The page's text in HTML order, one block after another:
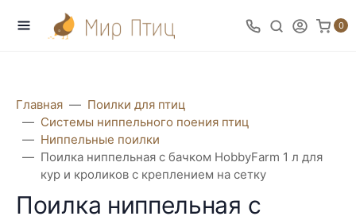
0
Главная
Поилки для птиц
Системы ниппельного поения птиц
Ниппельные поилки
Поилка ниппельная с бачком HobbyFarm 1 л для
кур и кроликов с креплением на сетку
Поилка ниппельная с